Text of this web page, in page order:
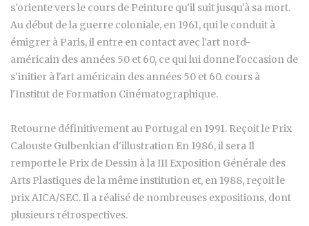
s'oriente vers le cours de Peinture qu'il suit jusqu'à sa mort.
Au début de la guerre coloniale, en 1961, qui le conduit à
émigrer à Paris, il entre en contact avec l'art nord-
américain des années 50 et 60, ce qui lui donne l'occasion de
s'initier à l'art américain des années 50 et 60. cours à
l'Institut de Formation Cinématographique.
Retourne définitivement au Portugal en 1991. Reçoit le Prix
Calouste Gulbenkian d'illustration En 1986, il sera Il
remporte le Prix de Dessin à la III Exposition Générale des
Arts Plastiques de la même institution et, en 1988, reçoit le
prix AICA/SEC. Il a réalisé de nombreuses expositions, dont
plusieurs rétrospectives.